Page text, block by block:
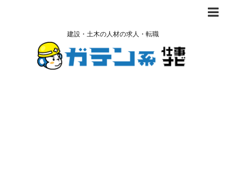
建設・土木の人材の求人・転職